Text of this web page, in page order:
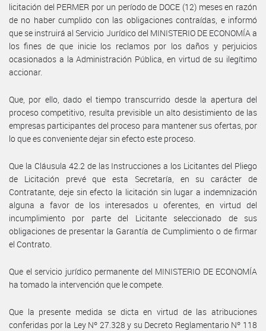
licitación del PERMER por un período de DOCE (12) meses en razón
de no haber cumplido con las obligaciones contraídas, e informó
que se instruirá al Servicio Jurídico del MINISTERIO DE ECONOMÍA a
los fines de que inicie los reclamos por los daños y perjuicios
ocasionados a la Administración Pública, en virtud de su ilegítimo
accionar.
Que, por ello, dado el tiempo transcurrido desde la apertura del
proceso competitivo, resulta previsible un alto desistimiento de las
empresas participantes del proceso para mantener sus ofertas, por
lo que es conveniente dejar sin efecto este proceso.
Que la Cláusula 42.2 de las Instrucciones a los Licitantes del Pliego
de Licitación prevé que esta Secretaría, en su carácter de
Contratante, deje sin efecto la licitación sin lugar a indemnización
alguna a favor de los interesados u oferentes, en virtud del
incumplimiento por parte del Licitante seleccionado de sus
obligaciones de presentar la Garantía de Cumplimiento o de firmar
el Contrato.
Que el servicio jurídico permanente del MINISTERIO DE ECONOMÍA
ha tomado la intervención que le compete.
Que la presente medida se dicta en virtud de las atribuciones
conferidas por la Ley Nº 27.328 y su Decreto Reglamentario Nº 118